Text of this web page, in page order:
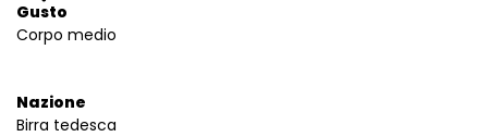
Gusto
Corpo medio
Nazione
Birra tedesca